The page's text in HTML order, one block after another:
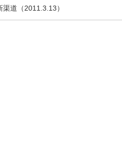
渠道（2011.3.13）